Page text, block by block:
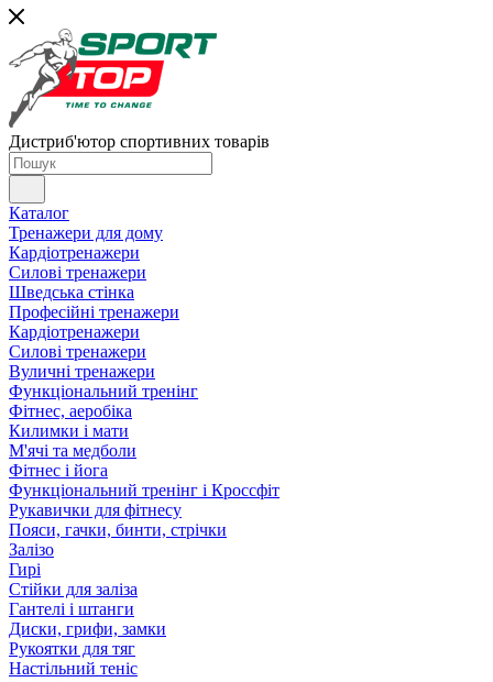
Дистриб'ютор спортивних товарів
Каталог
Тренажери для дому
Кардіотренажери
Силові тренажери
Шведська стінка
Професійні тренажери
Кардіотренажери
Силові тренажери
Вуличні тренажери
Функціональний тренінг
Фітнес, аеробіка
Килимки і мати
М'ячі та медболи
Фітнес і йога
Функціональний тренінг і Кроссфіт
Рукавички для фітнесу
Пояси, гачки, бинти, стрічки
Залізо
Гирі
Стійки для заліза
Гантелі і штанги
Диски, грифи, замки
Рукоятки для тяг
Настільний теніс